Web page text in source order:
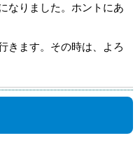
なりました。ホントにあ
きます。その時は、よろ